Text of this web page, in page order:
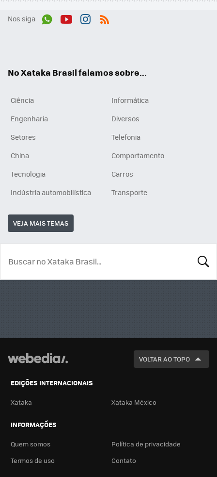
Nos siga
No Xataka Brasil falamos sobre...
Ciência
Informática
Engenharia
Diversos
Setores
Telefonia
China
Comportamento
Tecnologia
Carros
Indústria automobilística
Transporte
VEJA MAIS TEMAS
VOLTAR AO TOPO
EDIÇÕES INTERNACIONAIS
Xataka Xataka México
INFORMAÇÕES
Quem somos
Política de privacidade
Termos de uso
Contato